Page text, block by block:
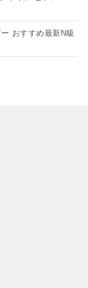
おすすめ最新N級